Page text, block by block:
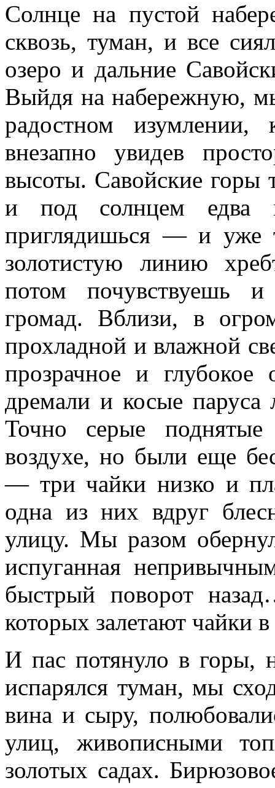
Солнце на пустой
сквозь, туман, и все
озеро и дальние
Выйдя на набережную,
радостном изумлении,
внезапно увидев
высоты. Савойские горы
и под солнцем едва
приглядишься — и уже
золотистую линию
потом почувствуешь
громад. Вблизи, в
прохладной и влажной
прозрачное и
дремали и косые паруса
Точно серые
воздухе, но были еще
— три чайки низко и
одна из них вдруг
улицу. Мы разом
испуганная
быстрый поворот
которых залетают чайки
И пас потянуло в горы,
испарялся туман, мы
вина и сыру,
улиц, живописными
золотых садах.